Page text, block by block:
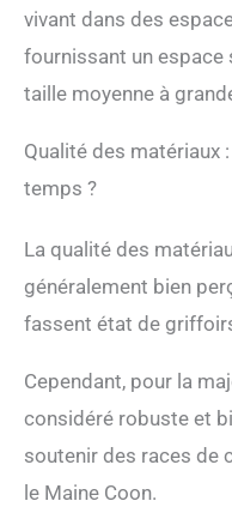
vivant dans des
fournissant un
taille moyenne à
Qualité des matériaux
temps ?
La qualité des
généralement bien
fassent état de
Cependant, pour la
considéré robuste et
soutenir des races de
le Maine Coon.